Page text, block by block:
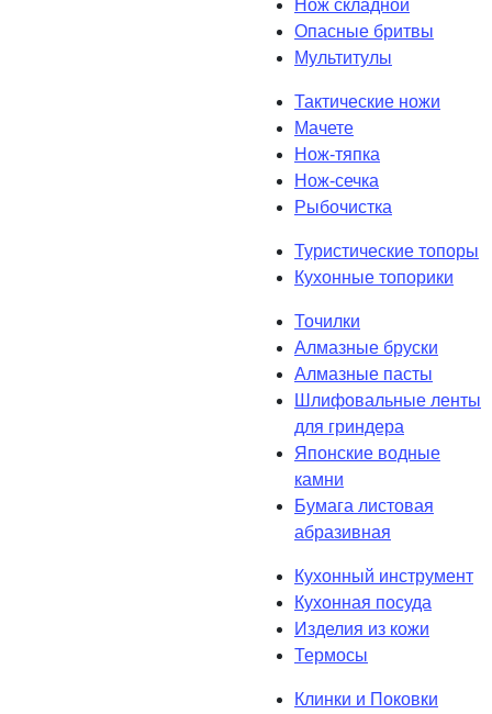
Нож складной
Опасные бритвы
Мультитулы
Тактические ножи
Мачете
Нож-тяпка
Нож-сечка
Рыбочистка
Туристические топоры
Кухонные топорики
Точилки
Алмазные бруски
Алмазные пасты
Шлифовальные ленты
для гриндера
Японские водные
камни
Бумага листовая
абразивная
Кухонный инструмент
Кухонная посуда
Изделия из кожи
Термосы
Клинки и Поковки